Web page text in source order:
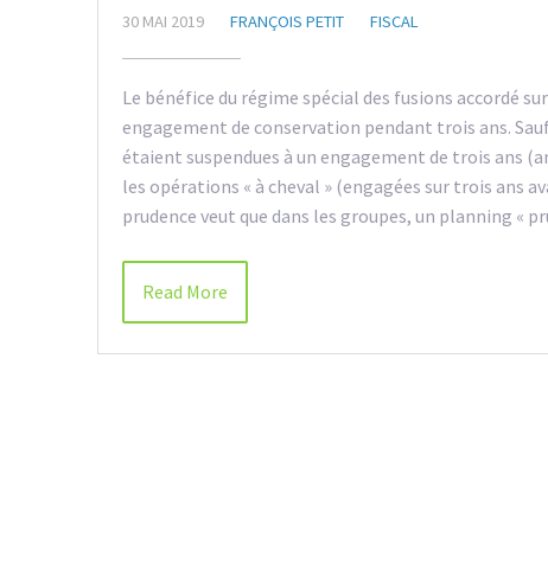
30 MAI 2019 FRANÇOIS PETIT FISCAL
Le bénéfice du régime spécial des fusions accordé
engagement de conservation pendant trois ans.
étaient suspendues à un engagement de trois ans
les opérations « à cheval » (engagées sur trois ans
prudence veut que dans les groupes, un planning «
Read More